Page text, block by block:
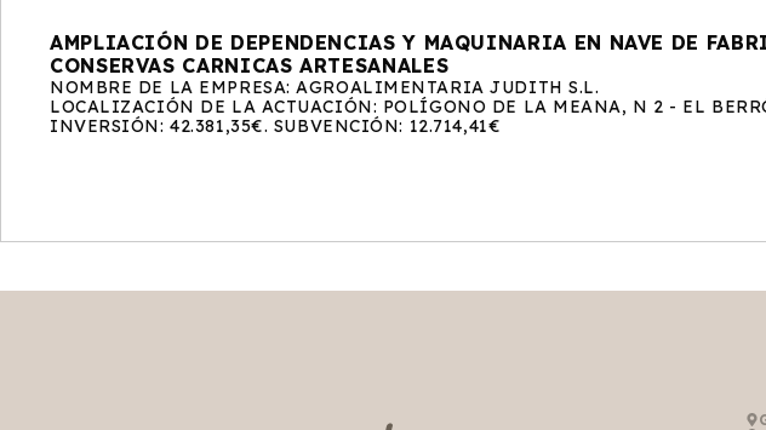
AMPLIACIÓN DE DEPENDENCIAS Y MAQUINARIA EN NAVE DE
CONSERVAS CARNICAS ARTESANALES
NOMBRE DE LA EMPRESA: AGROALIMENTARIA JUDITH S.L.
LOCALIZACIÓN DE LA ACTUACIÓN: POLÍGONO DE LA MEANA, N 2 - EL
INVERSIÓN: 42.381,35€. SUBVENCIÓN: 12.714,41€